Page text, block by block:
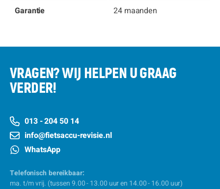
Garantie
24 maanden
VRAGEN? WIJ HELPEN U GRAAG
VERDER!
013 - 204 50 14
info@fietsaccu-revisie.nl
WhatsApp
Telefonisch bereikbaar:
ma. t/m vrij. (tussen 9.00 - 13.00 uur en 14.00 - 16.00 uur)